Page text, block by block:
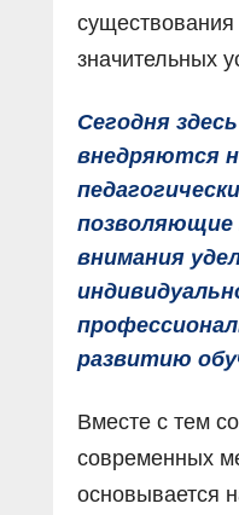
значительных
Сегодня
внедряются
позволяющие
внимания
развитию
Вместе с тем
современных
основывается